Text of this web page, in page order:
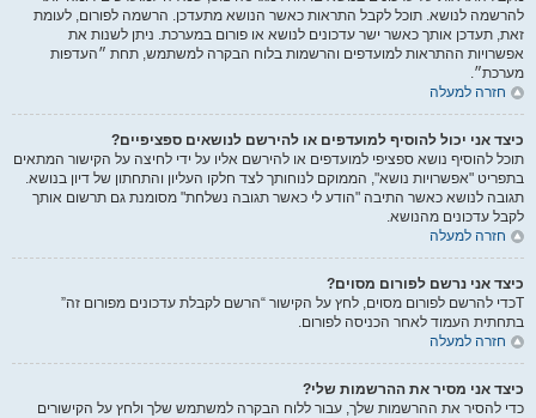
להרשמה לנושא. תוכל לקבל התראות כאשר הנושא מתעדכן. הרשמה לפורום, לעומת
זאת, תעדכן אותך כאשר ישר עדכונים לנושא או פורום במערכת. ניתן לשנות את
אפשרויות ההתראות למועדפים והרשמות בלוח הבקרה למשתמש, תחת ״העדפות
מערכת״.
חזרה למעלה
כיצד אני יכול להוסיף למועדפים או להירשם לנושאים ספציפיים?
תוכל להוסיף נושא ספציפי למועדפים או להירשם אליו על ידי לחיצה על הקישור המתאים
בתפריט "אפשרויות נושא", הממוקם לנוחותך לצד חלקו העליון והתחתון של דיון בנושא.
תגובה לנושא כאשר התיבה "הודע לי כאשר תגובה נשלחת" מסומנת גם תרשום אותך
לקבל עדכונים מהנושא.
חזרה למעלה
כיצד אני נרשם לפורום מסוים?
Tכדי להרשם לפורום מסוים, לחץ על הקישור “הרשם לקבלת עדכונים מפורום זה”
בתחתית העמוד לאחר הכניסה לפורום.
חזרה למעלה
כיצד אני מסיר את ההרשמות שלי?
כדי להסיר את ההרשמות שלך, עבור ללוח הבקרה למשתמש שלך ולחץ על הקישורים